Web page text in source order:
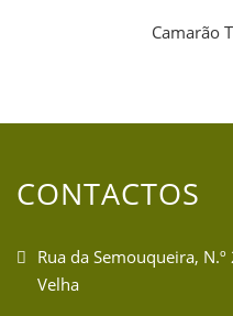
Camarão
CONTACTOS
Rua da Semouqueira,
Velha